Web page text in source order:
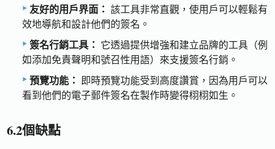
友好的用戶界面： 該工具非常直觀，使用戶可以輕鬆有
效地導航和設計他們的簽名。
簽名行銷工具：
它透過提供增強和建立品牌的工具（例
如添加免責聲明和號召性用語）來支援簽名行銷。
預覽功能：
即時預覽功能受到高度讚賞，因為用戶可以
看到他們的電子郵件簽名在製作時變得栩栩如生。
6.2個缺點